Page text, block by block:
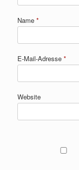
Name *
E-Mail-Adresse *
Website